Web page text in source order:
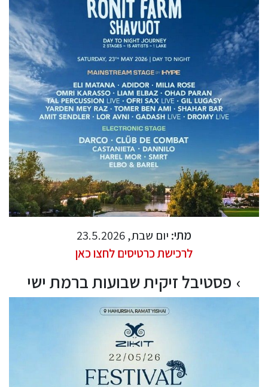
מתי: יום שבת, 23.5.2026
לרכישת כרטיסים לחצו כאן
פסטיבל זיקית שבועות ברמת ישי